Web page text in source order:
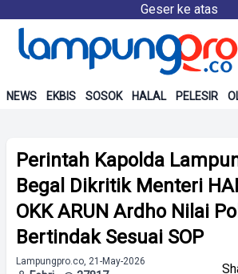
Geser ke atas
NEWS EKBIS SOSOK HALAL PELESIR
Perintah Kapolda
Begal Dikritik Menteri
OKK ARUN Ardho Nilai
Bertindak Sesuai SOP
Lampungpro.co, 21-May-2026